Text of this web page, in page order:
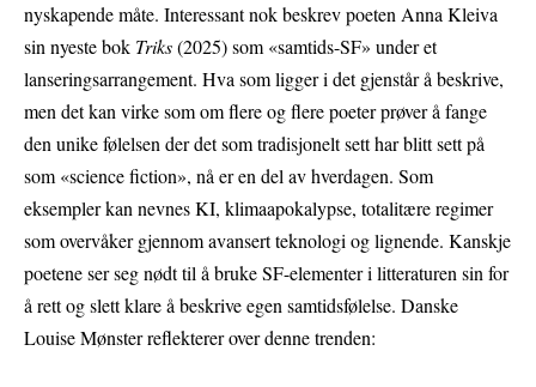
nyskapende måte. Interessant nok beskrev poeten Anna Kleiva
sin nyeste bok Triks(2025) som «samtids-SF» under et
lanseringsarrangement. Hva som ligger i det gjenstår å beskrive,
men det kan virke som om flere og flere poeter prøver å fange
den unike følelsen der det som tradisjonelt sett har blitt sett på
som «science fiction», nå er en del av hverdagen. Som
eksempler kan nevnes KI, klimaapokalypse, totalitære regimer
som overvåker gjennom avansert teknologi og lignende. Kanskje
poetene ser seg nødt til å bruke SF-elementer i litteraturen sin for
å rett og slett klare å beskrive egen samtidsfølelse. Danske
Louise Mønster reflekterer over denne trenden: